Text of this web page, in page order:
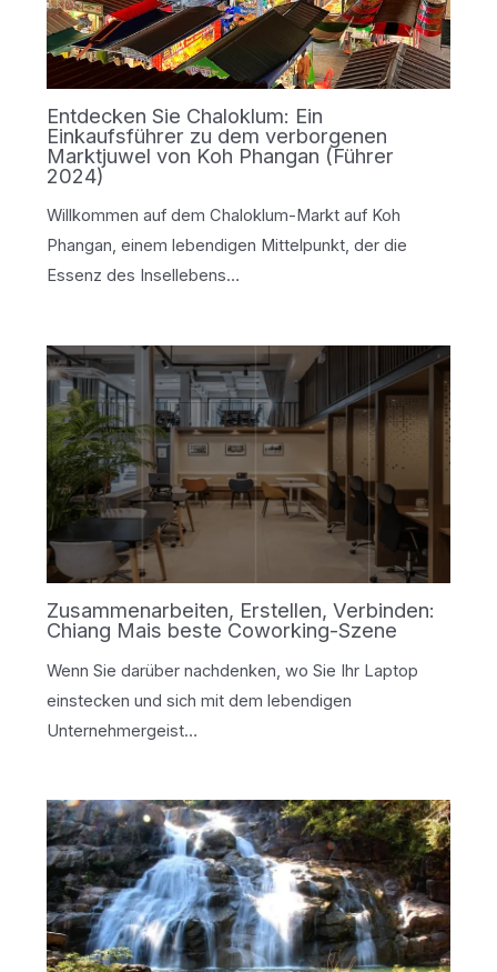
Entdecken Sie Chaloklum: Ein
Einkaufsführer zu dem verborgenen
Marktjuwel von Koh Phangan (Führer
2024)
Willkommen auf dem Chaloklum-Markt auf Koh
Phangan, einem lebendigen Mittelpunkt, der die
Essenz des Insellebens…
Zusammenarbeiten, Erstellen, Verbinden:
Chiang Mais beste Coworking-Szene
Wenn Sie darüber nachdenken, wo Sie Ihr Laptop
einstecken und sich mit dem lebendigen
Unternehmergeist…